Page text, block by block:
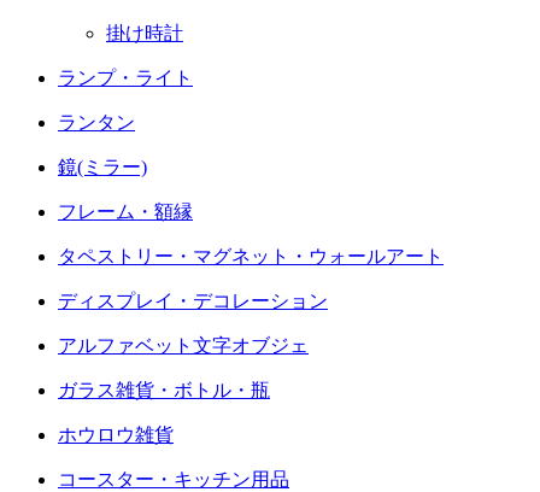
掛け時計
ランプ・ライト
ランタン
鏡(ミラー)
フレーム・額縁
タペストリー・マグネット・ウォールアート
ディスプレイ・デコレーション
アルファベット文字オブジェ
ガラス雑貨・ボトル・瓶
ホウロウ雑貨
コースター・キッチン用品